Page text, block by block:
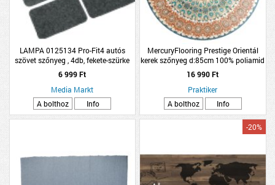
LAMPA 0125134 Pro-Fit4 autós
szövet szőnyeg , 4db, fekete-szürke
6 999 Ft
Media Markt
A bolthoz
Info
MercuryFlooring Prestige Orientál
kerek szőnyeg d:85cm 100% poliamid
16 990 Ft
Praktiker
A bolthoz
Info
-20%